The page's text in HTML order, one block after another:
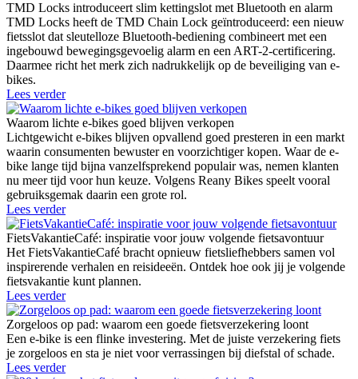
TMD Locks introduceert slim kettingslot met Bluetooth en alarm
TMD Locks heeft de TMD Chain Lock geïntroduceerd: een nieuw
fietsslot dat sleutelloze Bluetooth-bediening combineert met een
ingebouwd bewegingsgevoelig alarm en een ART-2-certificering.
Daarmee richt het merk zich nadrukkelijk op de beveiliging van e-
bikes.
Lees verder
Waarom lichte e-bikes goed blijven verkopen
Lichtgewicht e-bikes blijven opvallend goed presteren in een markt
waarin consumenten bewuster en voorzichtiger kopen. Waar de e-
bike lange tijd bijna vanzelfsprekend populair was, nemen klanten
nu meer tijd voor hun keuze. Volgens Reany Bikes speelt vooral
gebruiksgemak daarin een grote rol.
Lees verder
FietsVakantieCafé: inspiratie voor jouw volgende fietsavontuur
Het FietsVakantieCafé bracht opnieuw fietsliefhebbers samen vol
inspirerende verhalen en reisideeën. Ontdek hoe ook jij je volgende
fietsvakantie kunt plannen.
Lees verder
Zorgeloos op pad: waarom een goede fietsverzekering loont
Een e-bike is een flinke investering. Met de juiste verzekering fiets
je zorgeloos en sta je niet voor verrassingen bij diefstal of schade.
Lees verder